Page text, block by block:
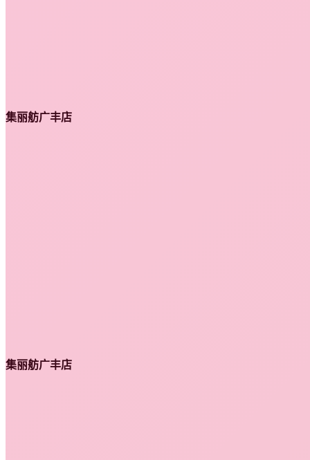
集丽舫广丰店
集丽舫广丰店